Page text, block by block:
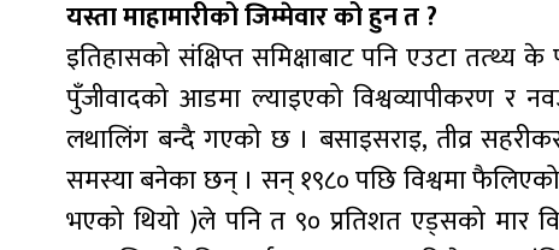
यस्ता माहामारीको जिम्मेवार को हुन त ?
इतिहासको संक्षिप्त समिक्षाबाट पनि एउटा तत्थ्य
पुँजीवादको आडमा ल्याइएको विश्वव्यापीकरण र
लथालिंग बन्दै गएको छ । बसाइसराइ, तीव्र
समस्या बनेका छन् । सन् १९८० पछि विश्वमा
भएको थियो )ले पनि त ९० प्रतिशत एड्सको मार